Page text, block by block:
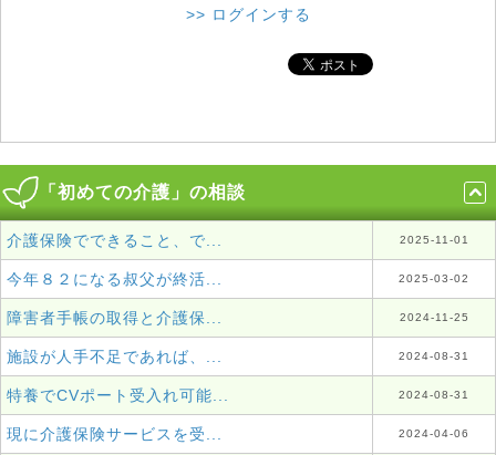
>> ログインする
「初めての介護」の相談
介護保険でできること、で... 2025-11-01
今年８２になる叔父が終活... 2025-03-02
障害者手帳の取得と介護保... 2024-11-25
施設が人手不足であれば、... 2024-08-31
特養でCVポート受入れ可能... 2024-08-31
現に介護保険サービスを受... 2024-04-06